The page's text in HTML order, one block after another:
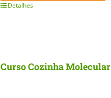
Detalhes
Curso Cozinha Molecular